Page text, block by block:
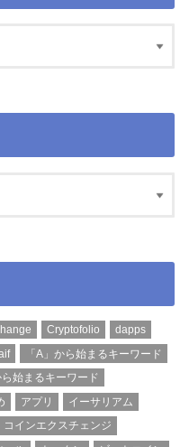
Cryptofolio
dapps
「A」から始まるキーワード
ら始まるキーワード
アプリ
イーサリアム
コインエクスチェンジ